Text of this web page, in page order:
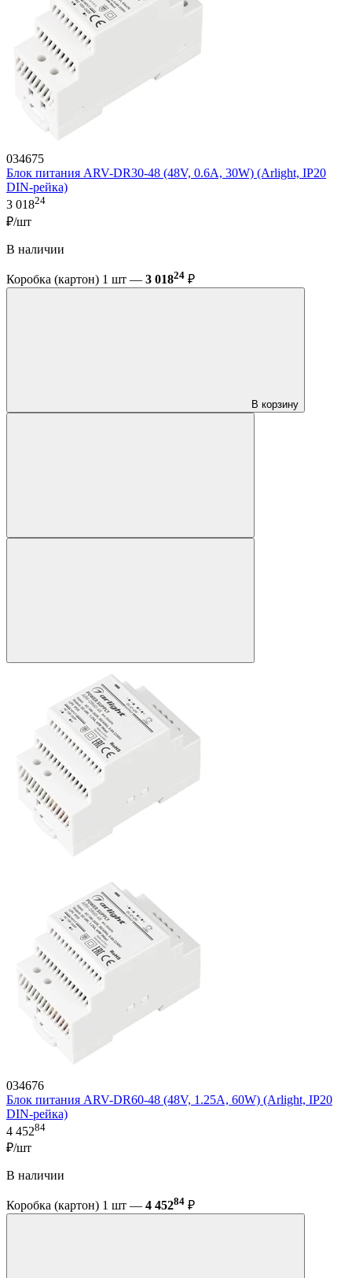
034675
Блок питания ARV-DR30-48 (48V, 0.6A, 30W) (Arlight, IP20
DIN-рейка)
3 01824
₽/шт
В наличии
Коробка (картон) 1 шт — 3 01824 ₽
В корзину
034676
Блок питания ARV-DR60-48 (48V, 1.25A, 60W) (Arlight, IP20
DIN-рейка)
4 45284
₽/шт
В наличии
Коробка (картон) 1 шт — 4 45284 ₽